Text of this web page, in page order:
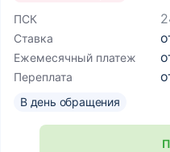
ПСК
Ставка
Ежемесячный платеж
Переплата
В день обращения